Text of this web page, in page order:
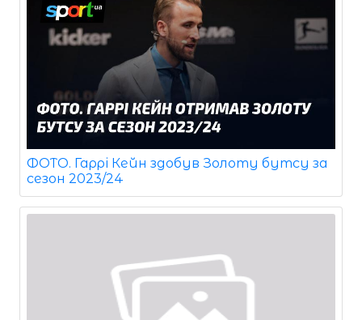
ФОТО. Гаррі Кейн здобув Золоту бутсу за
сезон 2023/24